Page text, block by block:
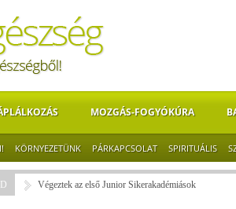
MOZGÁS-FOGYÓKÚRA
KÖRNYEZETÜNK PÁRKAPCSOLAT SPIRITUÁLIS
Végeztek az első Junior Sikerakadémiások